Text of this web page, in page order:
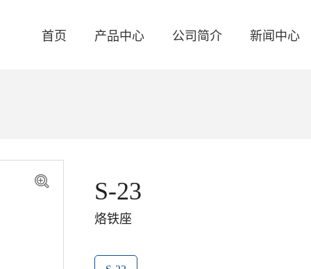
首页 产品中心
自动化焊接设备
公司简介 新闻中心
S-23
烙铁座